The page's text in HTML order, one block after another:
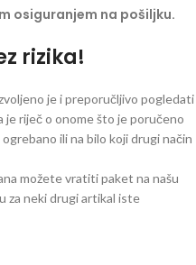
osiguranjem na pošiljku.
rizika!
je i preporučljivo pogledati
je riječ o onome što je poručeno
ili na bilo koji drugi način
možete vratiti paket na našu
za neki drugi artikal iste